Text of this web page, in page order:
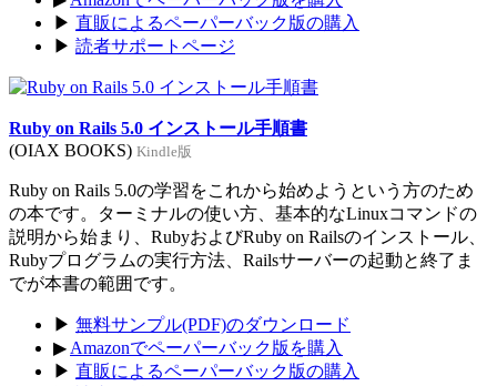
▶ 直販によるペーパーバック版の購入
▶ 読者サポートページ
Ruby on Rails 5.0 インストール手順書
(OIAX BOOKS) Kindle版
Ruby on Rails 5.0の学習をこれから始めようという方のため
の本です。ターミナルの使い方、基本的なLinuxコマンドの
説明から始まり、RubyおよびRuby on Railsのインストール、
Rubyプログラムの実行方法、Railsサーバーの起動と終了ま
でが本書の範囲です。
▶ 無料サンプル(PDF)のダウンロード
▶ Amazonでペーパーバック版を購入
▶ 直販によるペーパーバック版の購入